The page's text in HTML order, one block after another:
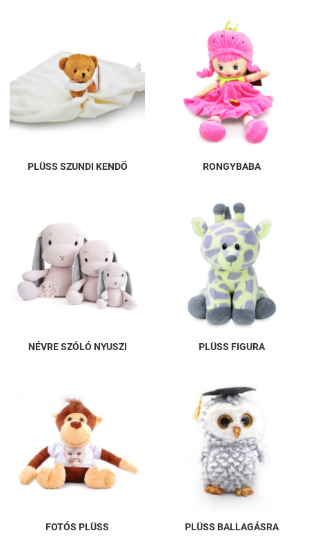
PLÜSS SZUNDI KENDŐ RONGYBABA
NÉVRE SZÓLÓ NYUSZI PLÜSS FIGURA
FOTÓS PLÜSS PLÜSS BALLAGÁSRA